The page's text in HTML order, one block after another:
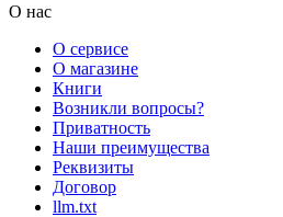
О нас
О сервисе
О магазине
Книги
Возникли вопросы?
Приватность
Наши преимущества
Реквизиты
Договор
llm.txt